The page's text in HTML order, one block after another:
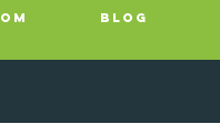
BLOG